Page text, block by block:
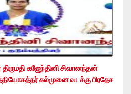
கஜேந்தினி சிவானந்தன்
கல்முனை வடக்கு பிரதேச